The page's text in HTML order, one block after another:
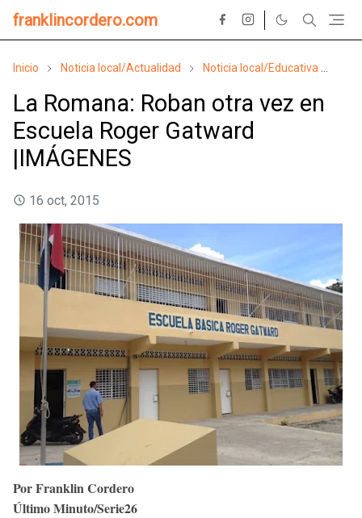
franklincordero.com
Inicio Noticia local/Actualidad Noticia local/Educativa
La Romana: Roban otra vez en
Escuela Roger Gatward
|IMÁGENES
16 oct, 2015
Por Franklin Cordero
Último Minuto/Serie26